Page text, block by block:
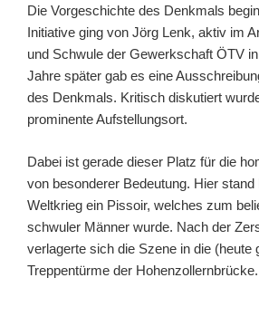
Die Vorgeschichte des Denkmals
Initiative ging von Jörg Lenk, aktiv im
und Schwule der Gewerkschaft ÖTV
Jahre später gab es eine
des Denkmals. Kritisch diskutiert
prominente Aufstellungsort.
Dabei ist gerade dieser Platz für die
von besonderer Bedeutung. Hier
Weltkrieg ein Pissoir, welches zum
schwuler Männer wurde. Nach der
verlagerte sich die Szene in die (heute
Treppentürme der Hohenzollernbrücke.